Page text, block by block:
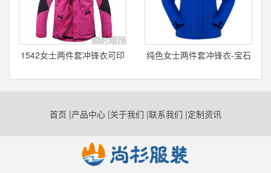
1542女士两件套冲锋衣可印
纯色女士两件套冲锋衣-宝石
首页 |产品中心 |关于我们 |联系我们 |定制资讯